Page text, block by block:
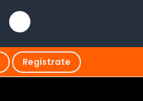
Regístrate